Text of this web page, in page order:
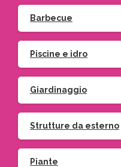
Barbecue
Piscine e idro
Giardinaggio
Strutture da esterno
Piante